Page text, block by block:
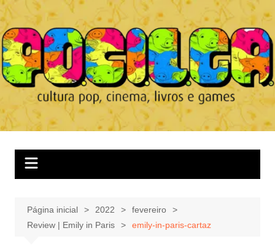
Ir
para
o
conteúdo
Página inicial 2022
fevereiro
Review | Emily in Paris
emily-in-paris-cartaz